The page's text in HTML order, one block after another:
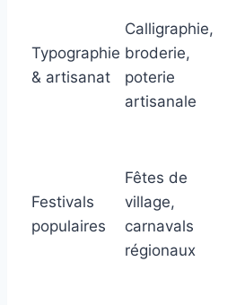
Typographie
& artisanat
Calligraphie,
broderie,
poterie
artisanale
Festivals
populaires
Fêtes de
village,
carnavals
régionaux